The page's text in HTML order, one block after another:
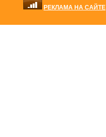
РЕКЛАМА НА САЙТЕ